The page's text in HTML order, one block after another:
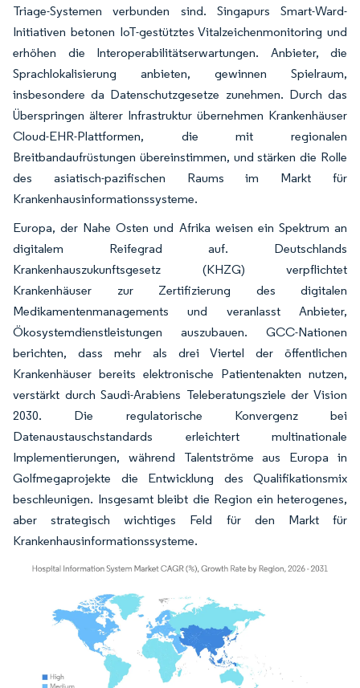
Triage-Systemen verbunden sind. Singapurs Smart-Ward-
Initiativen betonen IoT-gestütztes Vitalzeichenmonitoring und
erhöhen die Interoperabilitätserwartungen. Anbieter, die
Sprachlokalisierung anbieten, gewinnen Spielraum,
insbesondere da Datenschutzgesetze zunehmen. Durch das
Überspringen älterer Infrastruktur übernehmen Krankenhäuser
Cloud-EHR-Plattformen, die mit regionalen
Breitbandaufrüstungen übereinstimmen, und stärken die Rolle
des asiatisch-pazifischen Raums im Markt für
Krankenhausinformationssysteme.
Europa, der Nahe Osten und Afrika weisen ein Spektrum an
digitalem Reifegrad auf. Deutschlands
Krankenhauszukunftsgesetz (KHZG) verpflichtet
Krankenhäuser zur Zertifizierung des digitalen
Medikamentenmanagements und veranlasst Anbieter,
Ökosystemdienstleistungen auszubauen. GCC-Nationen
berichten, dass mehr als drei Viertel der öffentlichen
Krankenhäuser bereits elektronische Patientenakten nutzen,
verstärkt durch Saudi-Arabiens Teleberatungsziele der Vision
2030. Die regulatorische Konvergenz bei
Datenaustauschstandards erleichtert multinationale
Implementierungen, während Talentströme aus Europa in
Golfmegaprojekte die Entwicklung des Qualifikationsmix
beschleunigen. Insgesamt bleibt die Region ein heterogenes,
aber strategisch wichtiges Feld für den Markt für
Krankenhausinformationssysteme.